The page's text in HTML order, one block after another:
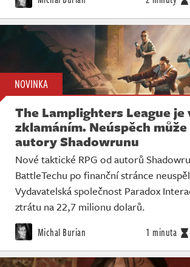
NOVINKA
The Lamplighters League
zklamáním. Neúspěch
autory Shadowrunu
Nové taktické RPG od autorů
BattleTechu po finanční stránce
Vydavatelská společnost Paradox
ztrátu na 22,7 milionu dolarů.
Michal Burian 1 minuta